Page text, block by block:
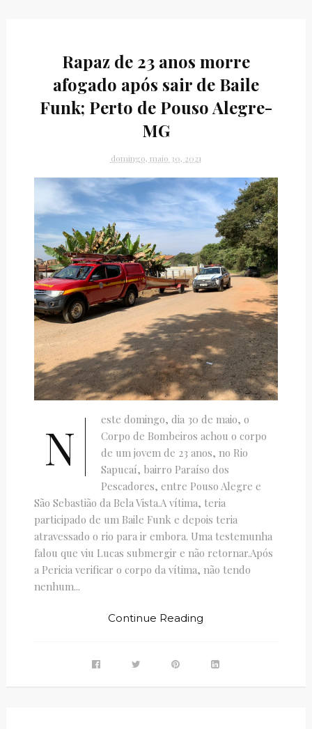
Rapaz de 23 anos morre
afogado após sair de Baile
Funk; Perto de Pouso Alegre-
MG
domingo, maio 30, 2021
N
este domingo, dia 30 de maio, o
Corpo de Bombeiros achou o corpo
de um jovem de 23 anos, no Rio
Sapucaí, bairro Paraíso dos
Pescadores, entre Pouso Alegre e
São Sebastião da Bela Vista.A vítima, teria
participado de um Baile Funk e depois teria
atravessado o rio para ir embora. Uma testemunha
falou que viu Lucas submergir e não retornar.Após
a Pericia verificar o corpo da vítima, não tendo
nenhum...
Continue Reading